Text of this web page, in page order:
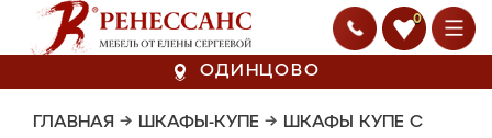
0
ОДИНЦОВО
ГЛАВНАЯ → ШКАФЫ-КУПЕ → ШКАФЫ КУПЕ С